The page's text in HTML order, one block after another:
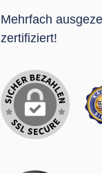
Mehrfach
zertifiziert!